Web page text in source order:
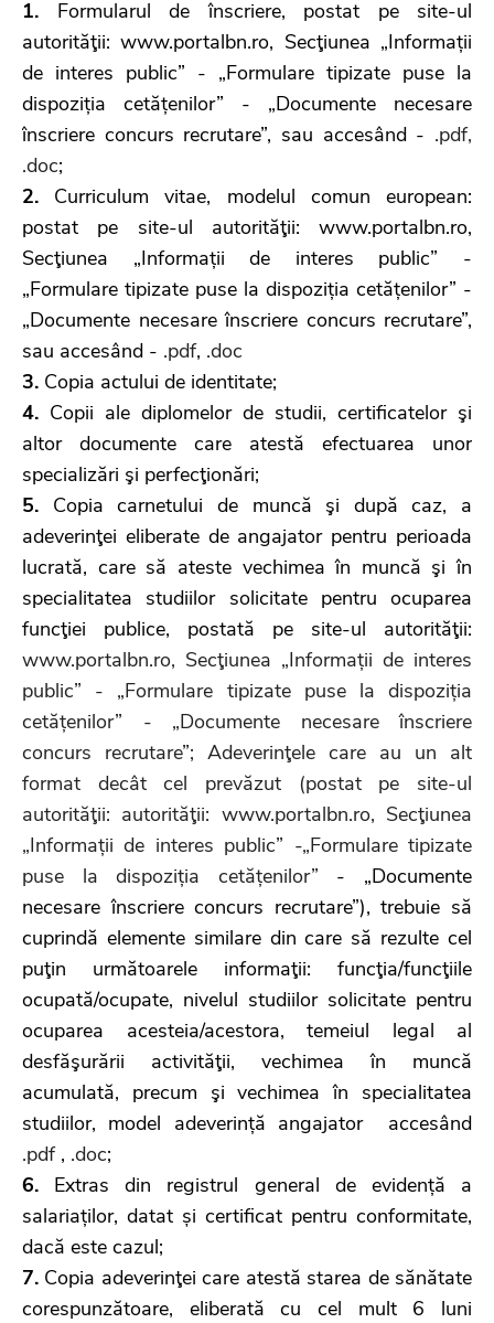
1.
Formularul de înscriere, postat pe site-ul
autorităţii: www.portalbn.ro, Secţiunea „Informații
de interes public” - „Formulare tipizate puse la
dispoziția cetățenilor” - „Documente necesare
înscriere concurs recrutare”, sau accesând - .pdf,
.doc;
2. Curriculum vitae, modelul comun european:
postat pe site-ul autorităţii: www.portalbn.ro,
Secţiunea „Informații de interes public” -
„Formulare tipizate puse la dispoziția cetățenilor” -
„Documente necesare înscriere concurs recrutare”,
sau accesând - .pdf, .doc
3. Copia actului de identitate;
4. Copii ale diplomelor de studii, certificatelor şi
altor documente care atestă efectuarea unor
specializări şi perfecţionări;
5. Copia carnetului de muncă şi după caz, a
adeverinţei eliberate de angajator pentru perioada
lucrată, care să ateste vechimea în muncă şi în
specialitatea studiilor solicitate pentru ocuparea
funcţiei publice, postată pe site-ul autorităţii:
www.portalbn.ro, Secţiunea „Informații de interes
public” - „Formulare tipizate puse la dispoziția
cetățenilor” - „Documente necesare înscriere
concurs recrutare”; Adeverinţele care au un alt
format decât cel prevăzut (postat pe site-ul
autorităţii: autorităţii: www.portalbn.ro, Secţiunea
„Informații de interes public” -„Formulare tipizate
puse la dispoziția cetățenilor” - „Documente
necesare înscriere concurs recrutare”), trebuie să
cuprindă elemente similare din care să rezulte cel
puţin următoarele informaţii: funcţia/funcţiile
ocupată/ocupate, nivelul studiilor solicitate pentru
ocuparea acesteia/acestora, temeiul legal al
desfăşurării activităţii, vechimea în muncă
acumulată, precum şi vechimea în specialitatea
studiilor, model adeverință angajator accesând
.pdf, .doc;
6. Extras din registrul general de evidență a
salariaților, datat și certificat pentru conformitate,
dacă este cazul;
7. Copia adeverinţei care atestă starea de sănătate
corespunzătoare, eliberată cu cel mult 6 luni